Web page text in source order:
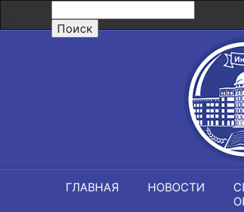
ГЛАВНАЯ НОВОСТИ